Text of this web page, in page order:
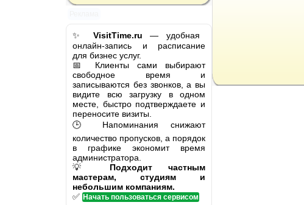
✨ VisitTime.ru — удобная
онлайн-запись и расписание
для бизнес услуг.
📅 Клиенты сами выбирают
свободное время и
записываются без звонков, а вы
видите всю загрузку в одном
месте, быстро подтверждаете и
переносите визиты.
🕒 Напоминания снижают
количество пропусков, а порядок
в графике экономит время
администратора.
💡 Подходит частным
мастерам, студиям и
небольшим компаниям.
✅ Начать пользоваться сервисом